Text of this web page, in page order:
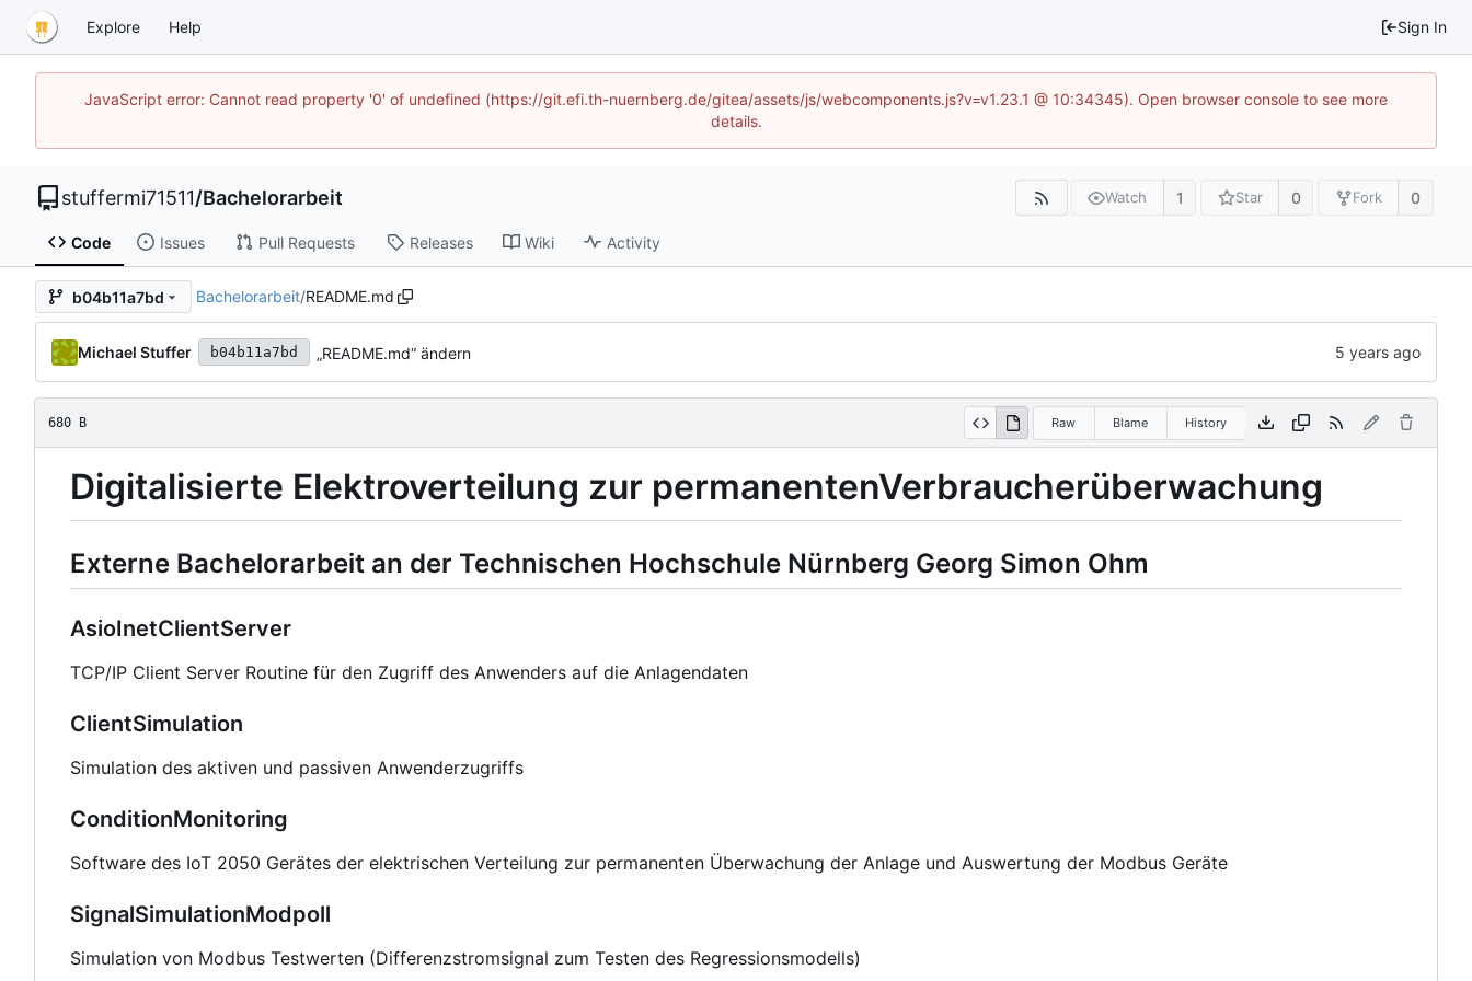
Explore Help Sign In
JavaScript error: Cannot read property '0' of undefined (https://git.efi.th-nuernberg.de/gitea/assets/js/webcomponents.js?v=v1.23.1 @ 10:34345). Open browser console to see more
details.
stuffermi71511/Bachelorarbeit Watch 1 Star 0 Fork 0
Code Issues Pull Requests Releases Wiki Activity
b04b11a7bd Bachelorarbeit/README.md
Michael Stuffer b04b11a7bd „README.md“ ändern
680 B Raw Blame History
Digitalisierte Elektroverteilung zur permanentenVerbraucherüberwachung
Externe Bachelorarbeit an der Technischen Hochschule Nürnberg Georg Simon Ohm
AsioInetClientServer
TCP/IP Client Server Routine für den Zugriff des Anwenders auf die Anlagendaten
ClientSimulation
Simulation des aktiven und passiven Anwenderzugriffs
ConditionMonitoring
Software des IoT 2050 Gerätes der elektrischen Verteilung zur permanenten Überwachung der Anlage und Auswertung der Modbus Geräte
SignalSimulationModpoll
Simulation von Modbus Testwerten (Differenzstromsignal zum Testen des Regressionsmodells)